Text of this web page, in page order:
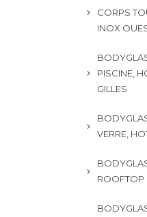
CORPS
INOX
PISCINE,
GILLES
VERRE,
ROOFTOP